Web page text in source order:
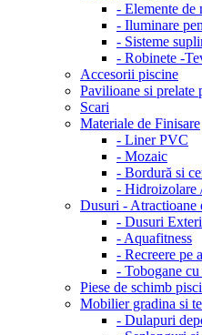
- Elemente de
- Iluminare
- Sisteme
- Robinete -
Accesorii piscine
Pavilioane si prelate
Scari
Materiale de Finisare
- Liner PVC
- Mozaic
- Bordură si
- Hidroizolare
Dusuri - Atractioane
- Dusuri
- Aquafitness
- Recreere pe
- Tobogane cu
Piese de schimb
Mobilier gradina si
- Dulapuri